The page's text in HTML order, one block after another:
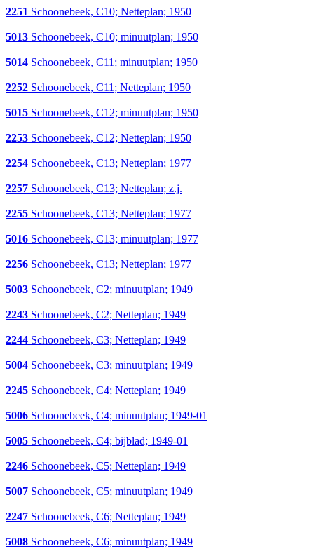
2251 Schoonebeek, C10; Netteplan; 1950
5013 Schoonebeek, C10; minuutplan; 1950
5014 Schoonebeek, C11; minuutplan; 1950
2252 Schoonebeek, C11; Netteplan; 1950
5015 Schoonebeek, C12; minuutplan; 1950
2253 Schoonebeek, C12; Netteplan; 1950
2254 Schoonebeek, C13; Netteplan; 1977
2257 Schoonebeek, C13; Netteplan; z.j.
2255 Schoonebeek, C13; Netteplan; 1977
5016 Schoonebeek, C13; minuutplan; 1977
2256 Schoonebeek, C13; Netteplan; 1977
5003 Schoonebeek, C2; minuutplan; 1949
2243 Schoonebeek, C2; Netteplan; 1949
2244 Schoonebeek, C3; Netteplan; 1949
5004 Schoonebeek, C3; minuutplan; 1949
2245 Schoonebeek, C4; Netteplan; 1949
5006 Schoonebeek, C4; minuutplan; 1949-01
5005 Schoonebeek, C4; bijblad; 1949-01
2246 Schoonebeek, C5; Netteplan; 1949
5007 Schoonebeek, C5; minuutplan; 1949
2247 Schoonebeek, C6; Netteplan; 1949
5008 Schoonebeek, C6; minuutplan; 1949